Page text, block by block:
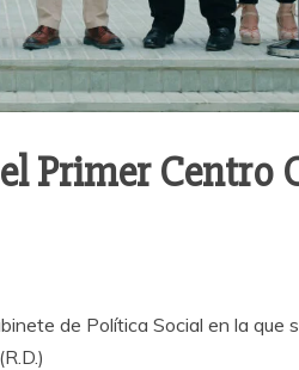
Primer Centro
de Política Social en la que